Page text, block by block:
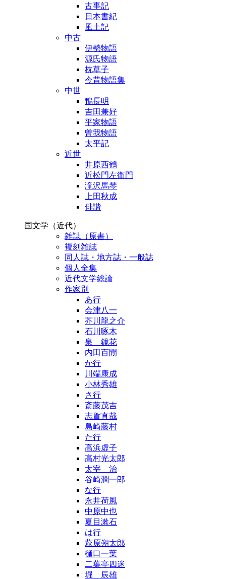
古事記
日本書紀
風土記
中古
伊勢物語
源氏物語
枕草子
今昔物語集
中世
鴨長明
吉田兼好
平家物語
曽我物語
太平記
近世
井原西鶴
近松門左衛門
滝沢馬琴
上田秋成
俳諧
国文学（近代）
雑誌（原書）
複刻雑誌
同人誌・地方誌・一般誌
個人全集
近代文学総論
作家別
あ行
会津八一
芥川龍之介
石川啄木
泉 鏡花
内田百閒
か行
川端康成
小林秀雄
さ行
斎藤茂吉
志賀直哉
島崎藤村
た行
高浜虚子
高村光太郎
太宰 治
谷崎潤一郎
な行
永井荷風
中原中也
夏目漱石
は行
萩原朔太郎
樋口一葉
二葉亭四迷
堀 辰雄